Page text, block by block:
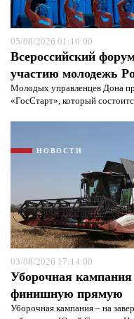
05/08/2026 01:10:00
Всероссийский
участию молодежь
Молодых управленцев Дона
«ГосСтарт», который
НОВОСТИ
03/08/2026 17:14:00
Уборочная
финишную прямую
Уборочная кампания – на